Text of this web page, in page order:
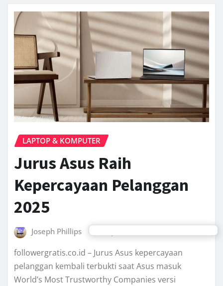
LAPTOP & KOMPUTER
Jurus Asus Raih
Kepercayaan Pelanggan
2025
Joseph Phillips
followergratis.co.id – Jurus Asus kepercayaan
pelanggan kembali terbukti saat Asus masuk
World’s Most Trustworthy Companies versi